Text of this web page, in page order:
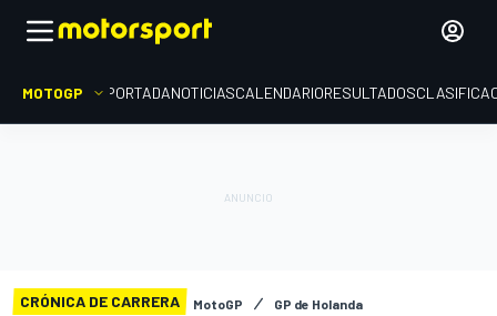
MOTOGP PORTADANOTICIASCALENDARIORESULTADOS
CRÓNICA DE CARRERA MotoGP GP de Holanda